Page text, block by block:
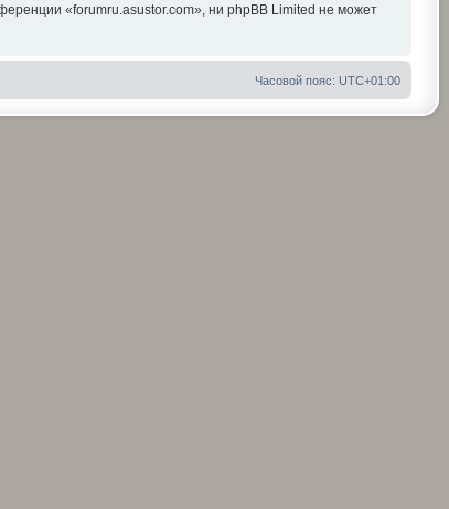
«forumru.asustor.com», ни phpBB Limited не может
Часовой пояс: UTC+01:00